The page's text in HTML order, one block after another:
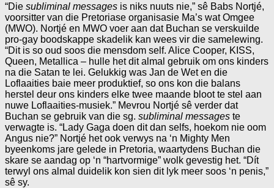
“Die subliminal messages is niks nuuts nie,” sê Babs Nortjé,
voorsitter van die Pretoriase organisasie Ma’s wat Omgee
(MWO). Nortjé en MWO voer aan dat Buchan se verskuilde
pro-gay boodskappe skadelik kan wees vir die samelewing.
“Dit is so oud soos die mensdom self. Alice Cooper, KISS,
Queen, Metallica – hulle het dit almal gebruik om ons kinders
na die Satan te lei. Gelukkig was Jan de Wet en die
Loflaaities baie meer produktief, so ons kon die balans
herstel deur ons kinders elke twee maande bloot te stel aan
nuwe Loflaaities-musiek.” Mevrou Nortjé sê verder dat
Buchan se gebruik van die sg. subliminal messages te
verwagte is. “Lady Gaga doen dit dan selfs, hoekom nie oom
Angus nie?” Nortjé het ook verwys na ‘n Mighty Men
byeenkoms jare gelede in Pretoria, waartydens Buchan die
skare se aandag op ‘n “hartvormige” wolk gevestig het. “Dít
terwyl ons almal duidelik kon sien dit lyk meer soos ‘n penis,”
sê sy.